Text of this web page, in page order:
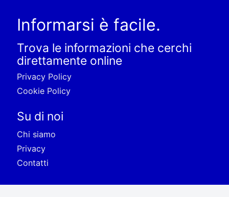
Informarsi è facile.
Trova le informazioni che cerchi
direttamente online
Privacy Policy
Cookie Policy
Su di noi
Chi siamo
Privacy
Contatti